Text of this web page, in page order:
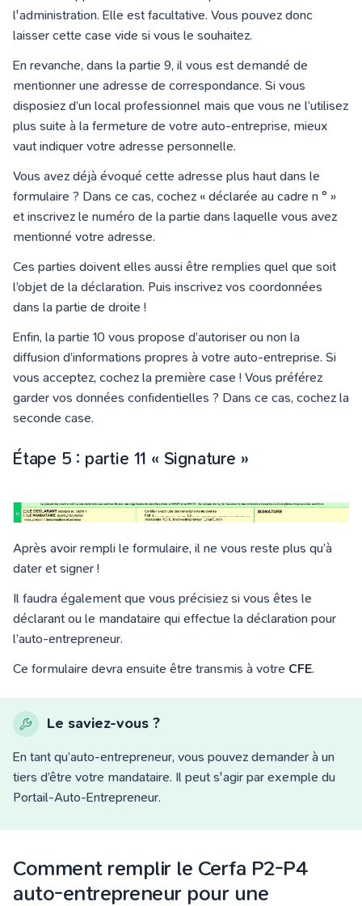
l'administration. Elle est facultative. Vous pouvez donc
laisser cette case vide si vous le souhaitez.
En revanche, dans la partie 9, il vous est demandé de
mentionner une adresse de correspondance. Si vous
disposiez d’un local professionnel mais que vous ne l’utilisez
plus suite à la fermeture de votre auto-entreprise, mieux
vaut indiquer votre adresse personnelle.
Vous avez déjà évoqué cette adresse plus haut dans le
formulaire ? Dans ce cas, cochez « déclarée au cadre n ° »
et inscrivez le numéro de la partie dans laquelle vous avez
mentionné votre adresse.
Ces parties doivent elles aussi être remplies quel que soit
l’objet de la déclaration. Puis inscrivez vos coordonnées
dans la partie de droite !
Enfin, la partie 10 vous propose d’autoriser ou non la
diffusion d’informations propres à votre auto-entreprise. Si
vous acceptez, cochez la première case ! Vous préférez
garder vos données confidentielles ? Dans ce cas, cochez la
seconde case.
Étape 5 : partie 11 « Signature »
Après avoir rempli le formulaire, il ne vous reste plus qu’à
dater et signer !
Il faudra également que vous précisiez si vous êtes le
déclarant ou le mandataire qui effectue la déclaration pour
l’auto-entrepreneur.
Ce formulaire devra ensuite être transmis à votre CFE.
Le saviez-vous ?
En tant qu’auto-entrepreneur, vous pouvez demander à un
tiers d’être votre mandataire. Il peut s'agir par exemple du
Portail-Auto-Entrepreneur.
Comment remplir le Cerfa P2-P4
auto-entrepreneur pour une